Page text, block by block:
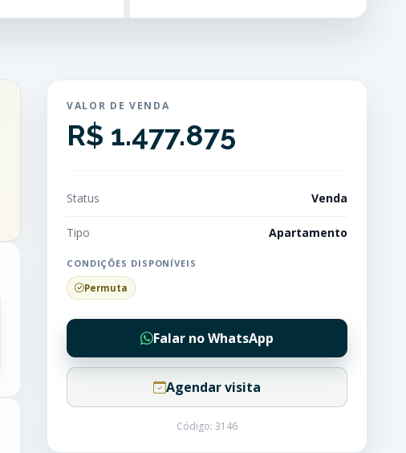
VALOR DE VENDA
R$ 1.477.875
Status Venda
Tipo Apartamento
CONDIÇÕES DISPONÍVEIS
Permuta
Falar no WhatsApp
Agendar visita
Código: 3146